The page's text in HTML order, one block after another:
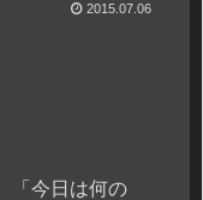
2015.07.06
「今日は何の